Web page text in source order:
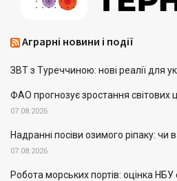
Аграрні новини і події
ЗВТ з Туреччиною: нові реалії для
ФАО прогнозує зростання світових
07.08.2026
Надранні посіви озимого ріпаку: чи
07.08.2026
Робота морських портів: оцінка НБУ